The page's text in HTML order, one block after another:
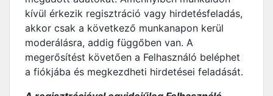
kívül érkezik regisztráció vagy hirdetésfeladás,
akkor csak a következő munkanapon kerül
moderálásra, addig függőben van. A
megerősítést követően a Felhasználó beléphet
a fiókjába és megkezdheti hirdetései feladását.